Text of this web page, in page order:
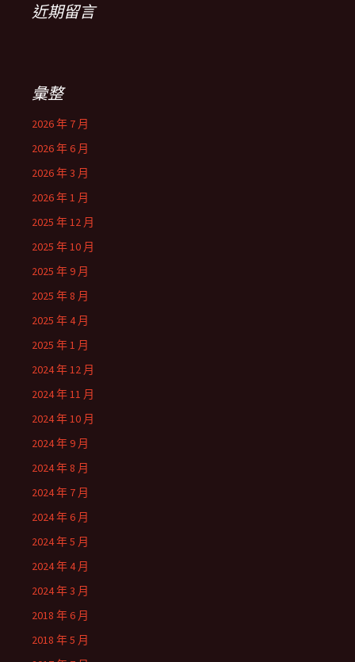
近期留言
彙整
2026 年 7 月
2026 年 6 月
2026 年 3 月
2026 年 1 月
2025 年 12 月
2025 年 10 月
2025 年 9 月
2025 年 8 月
2025 年 4 月
2025 年 1 月
2024 年 12 月
2024 年 11 月
2024 年 10 月
2024 年 9 月
2024 年 8 月
2024 年 7 月
2024 年 6 月
2024 年 5 月
2024 年 4 月
2024 年 3 月
2018 年 6 月
2018 年 5 月